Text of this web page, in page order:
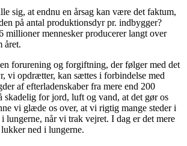
sig, at endnu en årsag kan være det faktum,
på antal produktionsdyr pr. indbygger?
millioner mennesker producerer langt over
året.
forurening og forgiftning, der følger med det
vi opdrætter, kan sættes i forbindelse med
af efterladenskaber fra mere end 200
for jord, luft og vand, at det gør os
vi glæde os over, at vi rigtig mange steder i
lungerne, når vi trak vejret. I dag er det mere
ned i lungerne.